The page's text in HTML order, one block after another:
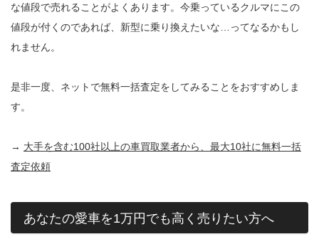
な値段で売れることがよくあります。今乗っているクルマにこの
値段が付くのであれば、新型に乗り換えたいな…ってなるかもし
れません。
是非一度、ネットで無料一括査定をしてみることをおすすめしま
す。
→ 大手を含む100社以上の車買取業者から、最大10社に無料一括
査定依頼
あなたの愛車を1万円でも高く売りたい方へ